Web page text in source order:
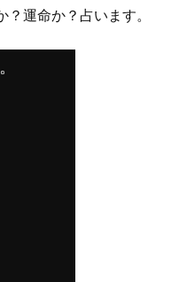
運命か？占います。